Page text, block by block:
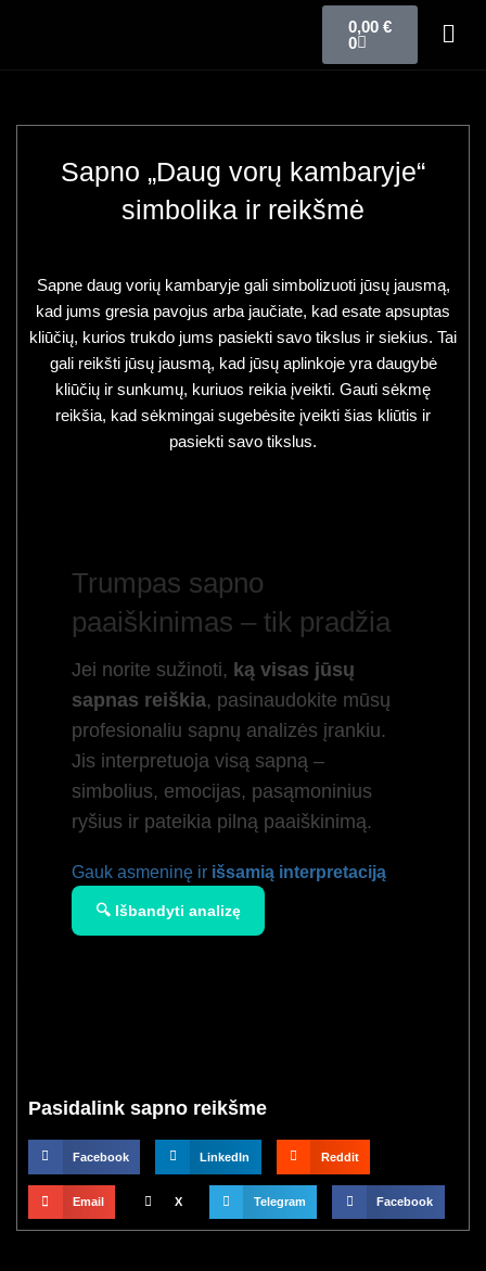
0,00 €
0
Sapno „Daug vorų kambaryje“
simbolika ir reikšmė
Sapne daug vorių kambaryje gali simbolizuoti jūsų jausmą,
kad jums gresia pavojus arba jaučiate, kad esate apsuptas
kliūčių, kurios trukdo jums pasiekti savo tikslus ir siekius. Tai
gali reikšti jūsų jausmą, kad jūsų aplinkoje yra daugybė
kliūčių ir sunkumų, kuriuos reikia įveikti. Gauti sėkmę
reikšia, kad sėkmingai sugebėsite įveikti šias kliūtis ir
pasiekti savo tikslus.
Trumpas sapno
paaiškinimas – tik pradžia
Jei norite sužinoti, ką visas jūsų
sapnas reiškia, pasinaudokite mūsų
profesionaliu sapnų analizės įrankiu.
Jis interpretuoja visą sapną –
simbolius, emocijas, pasąmoninius
ryšius ir pateikia pilną paaiškinimą.
Gauk asmeninę ir išsamią interpretaciją
🔍 Išbandyti analizę
Pasidalink sapno reikšme
Facebook LinkedIn Reddit
Email X Telegram Facebook